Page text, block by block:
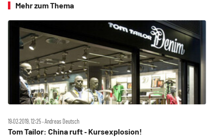
Mehr zum Thema
19.02.2019, 12:25 ‧ Andreas Deutsch
Tom Tailor: China ruft ‑ Kursexplosion!